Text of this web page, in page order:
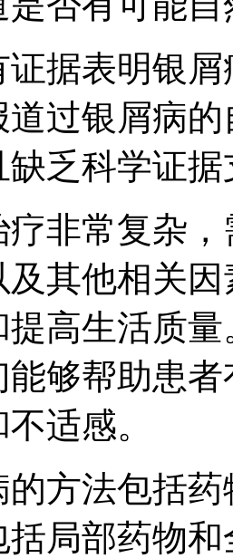
证据表明银
道过银屑病
乏科学证据
非常复杂
及其他相关
提高生活质
够帮助患
适感。
的方法包括
局部药物